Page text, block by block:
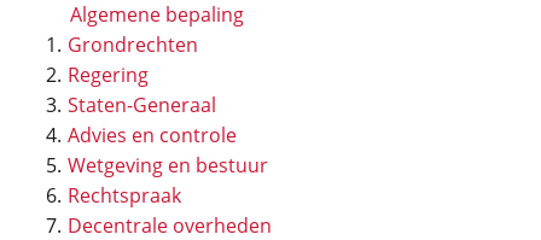
Algemene bepaling
Grondrechten
Regering
Staten-Generaal
Advies en controle
Wetgeving en bestuur
Rechtspraak
Decentrale overheden